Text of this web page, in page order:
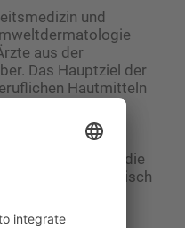
und
aus der
Das Hauptziel der
Hautmitteln
Umfeld
nicht die
nach dem
Maßnahmen), die
dieser Mittel kritisch
die Aufnahme